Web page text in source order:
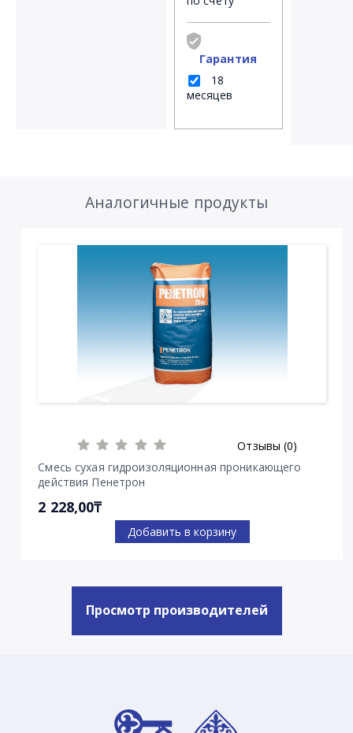
Гарантия
18
месяцев
Аналогичные продукты
Отзывы (0)
Смесь сухая гидроизоляционная проникающего
действия Пенетрон
2 228,00₸
Добавить в корзину
Просмотр производителей